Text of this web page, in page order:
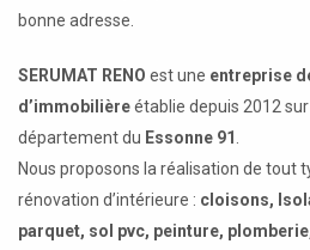
bonne adresse.
SERUMAT RENO est une entreprise
d’immobilièreétablie depuis 2012 sur
département du Essonne 91
Nous proposons la réalisation de tout
rénovation d’intérieure : cloisons,
parquet, sol pvc, peinture,